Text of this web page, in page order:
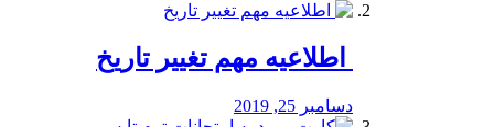
️ اطلاعیه مهم تغییر تاریخ
دسامبر 25, 2019